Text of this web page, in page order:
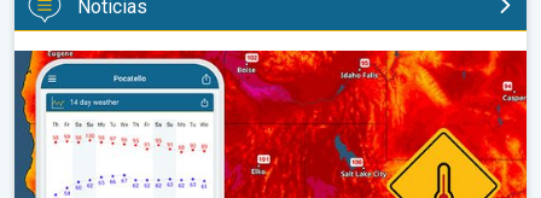
Noticias
Salto de 50 grados Fahrenheit. Extremos en el Noroeste. . .